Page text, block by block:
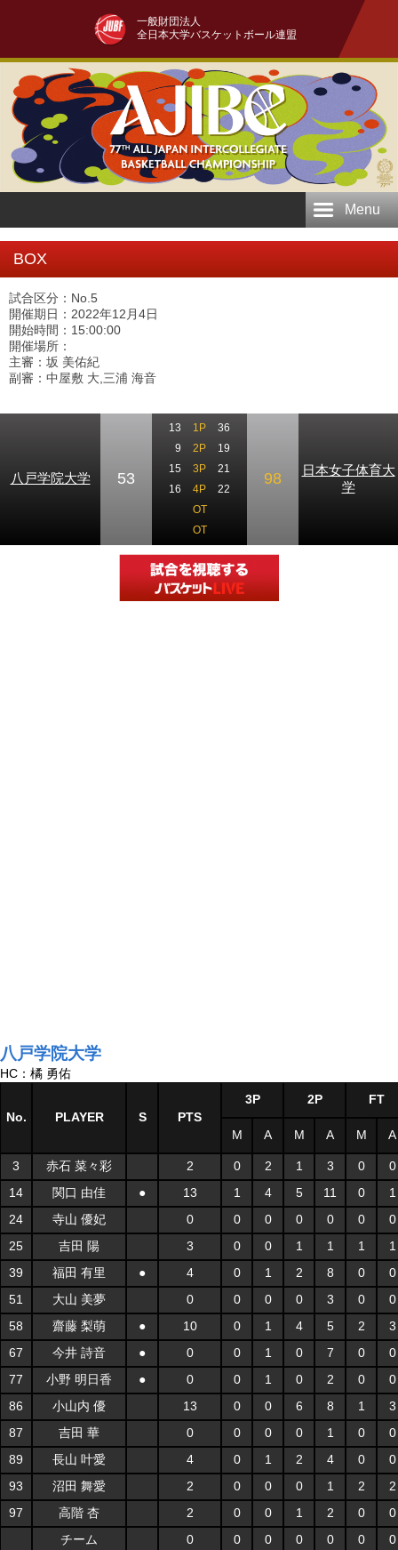
一般財団法人
全日本大学バスケットボール連盟
Menu
BOX
試合区分：No.5
開催期日：2022年12月4日
開始時間：15:00:00
開催場所：
主審：坂 美佑紀
副審：中屋敷 大,三浦 海音
八戸学院大学 53
13 1P
36
9
2P
19
15
3P
21
16
4P
22
OT
OT
98
日本女子体育大
学
八戸学院大学
HC：橘 勇佑
No. PLAYER S PTS
3P 2P FT
M A M A M A
3 赤石 菜々彩 2 0 2 1 3 0
0
14
関口 由佳 ● 13 1 4 5 11 0
1
24
寺山 優妃 0 0 0 0 0 0
0
25
吉田 陽 3 0 0 1 1 1
1
39
福田 有里 ● 4 0 1 2 8 0
0
51
大山 美夢 0 0 0 0 3 0
0
58
齋藤 梨萌 ● 10 0 1 4 5 2
3
67
今井 詩音 ● 0 0 1 0 7 0
0
77
小野 明日香 ● 0 0 1 0 2 0
0
86
小山内 優 13 0 0 6 8 1
3
87
吉田 華 0 0 0 0 1 0
0
89
長山 叶愛 4 0 1 2 4 0
0
93
沼田 舞愛 2 0 0 0 1 2
2
97
高階 杏 2 0 0 1 2 0
0
チーム
0 0 0 0 0 0 0